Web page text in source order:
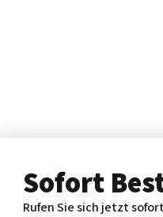
Sofort
Rufen Sie sich jetzt